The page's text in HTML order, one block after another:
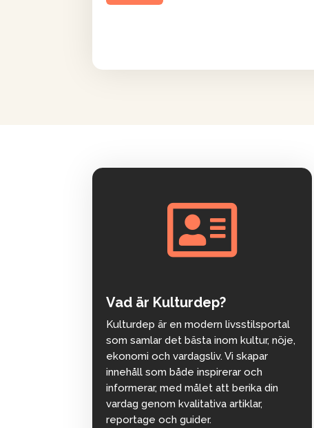

Vad är Kulturdep?
Kulturdep är en modern livsstilsportal
som samlar det bästa inom kultur, nöje,
ekonomi och vardagsliv. Vi skapar
innehåll som både inspirerar och
informerar, med målet att berika din
vardag genom kvalitativa artiklar,
reportage och guider.